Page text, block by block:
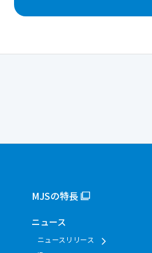
MJSの特長
ニュース
ニュースリリース